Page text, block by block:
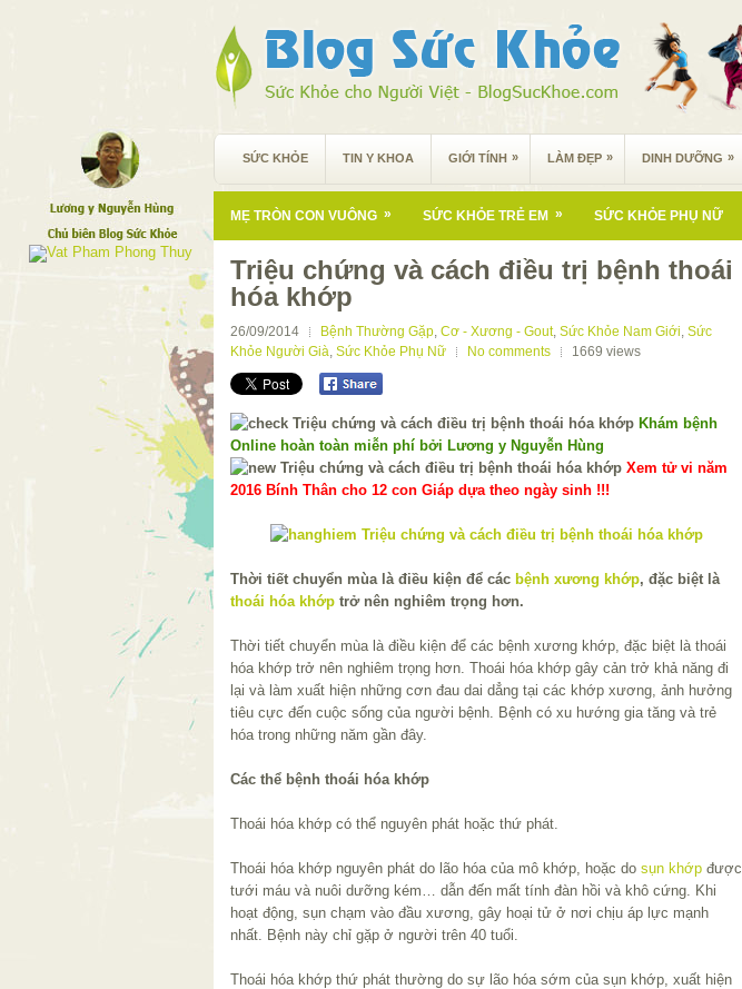
SỨC KHỎE TIN Y KHOA GIỚI TÍNH » LÀM ĐẸP » DINH DƯỠNG »
MẸ TRÒN CON VUÔNG » SỨC KHỎE TRẺ EM » SỨC KHỎE PHỤ NỮ
Triệu chứng và cách điều trị bệnh thoái
hóa khớp
26/09/2014 Bệnh Thường Gặp, Cơ - Xương - Gout, Sức Khỏe Nam Giới, Sức
Khỏe Người Già, Sức Khỏe Phụ Nữ No comments 1669 views
Khám bệnh
Online hoàn toàn miễn phí bởi Lương y Nguyễn Hùng
Xem tử vi năm
2016 Bính Thân cho 12 con Giáp dựa theo ngày sinh !!!
Thời tiết chuyển mùa là điều kiện để các bệnh xương khớp, đặc biệt là
thoái hóa khớp trở nên nghiêm trọng hơn.
Thời tiết chuyển mùa là điều kiện để các bệnh xương khớp, đặc biệt là thoái
hóa khớp trở nên nghiêm trọng hơn. Thoái hóa khớp gây cản trở khả năng đi
lại và làm xuất hiện những cơn đau dai dẳng tại các khớp xương, ảnh hưởng
tiêu cực đến cuộc sống của người bệnh. Bệnh có xu hướng gia tăng và trẻ
hóa trong những năm gần đây.
Các thể bệnh thoái hóa khớp
Thoái hóa khớp có thể nguyên phát hoặc thứ phát.
Thoái hóa khớp nguyên phát do lão hóa của mô khớp, hoặc do sụn khớp được
tưới máu và nuôi dưỡng kém… dẫn đến mất tính đàn hồi và khô cứng. Khi
hoạt động, sụn chạm vào đầu xương, gây hoại tử ở nơi chịu áp lực mạnh
nhất. Bệnh này chỉ gặp ở người trên 40 tuổi.
Thoái hóa khớp thứ phát thường do sự lão hóa sớm của sụn khớp, xuất hiện